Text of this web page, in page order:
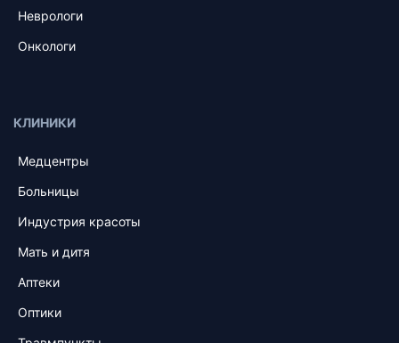
Неврологи
Онкологи
КЛИНИКИ
Медцентры
Больницы
Индустрия красоты
Мать и дитя
Аптеки
Оптики